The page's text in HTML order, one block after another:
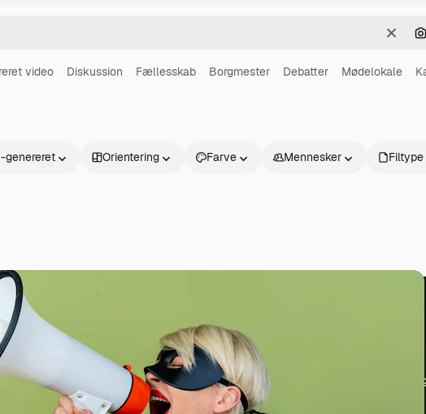
Klar
video Diskussion Fællesskab Borgmester Debatter Mødelokale
genereret Orientering Farve Mennesker Filtype
at skabe dit bedste
abonnenter – fra
Produkter
Spaces
AI-assistent
Kom godt i
Academy